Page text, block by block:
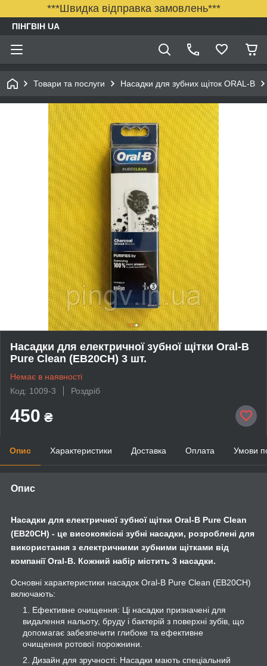
***Швидка відправка замовлень***
ПІНГВІН UA
Товари та послуги Насадки для зубних щіток ORAL-B
Насадки для електричної зубної щітки Oral-B
Pure Clean (EB20CH) 3 шт.
Немає в наявності
Код: 1009-3
Роздріб
450 ₴
Опис Характеристики Доставка Оплата Умови
Опис
Насадки для електричної зубної щітки Oral-B Pure Clean
(EB20CH) - це високоякісні зубні насадки, розроблені для
використання з електричними зубними щітками від
компанії Oral-B. Кожний набір містить 3 насадки.
Основні характеристики насадок Oral-B Pure Clean (EB20CH)
включають:
Ефективне очищення: Ці насадки призначені для
видалення нальоту, бруду і бактерій з поверхні зубів, що
допомагає забезпечити глибоке та ефективне
очищення ротової порожнини.
Дизайн для зручності: Насадки мають спеціальний